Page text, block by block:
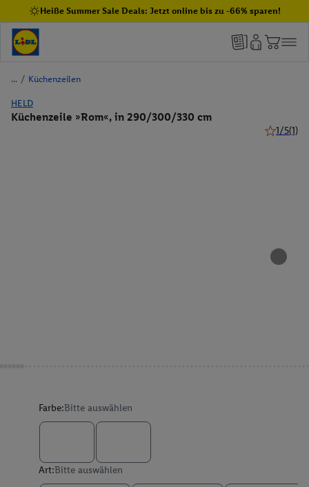
Heiße Summer Sale Deals: Jetzt online bis zu -66% sparen!
/ Küchenzeilen
HELD
Küchenzeile »Rom«, in 290/300/330 cm
1/5(1)
Farbe:Bitte auswählen
Art:Bitte auswählen